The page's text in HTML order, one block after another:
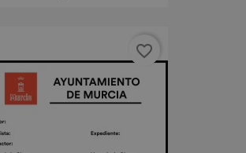
favorite_border